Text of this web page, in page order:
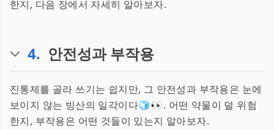
한지, 다음 장에서 자세히 알아보자.
4. 안전성과 부작용
진통제를 골라 쓰기는 쉽지만, 그 안전성과 부작용은 눈에
보이지 않는 빙산의 일각이다🧊👀. 어떤 약물이 덜 위험
한지, 부작용은 어떤 것들이 있는지 알아보자.